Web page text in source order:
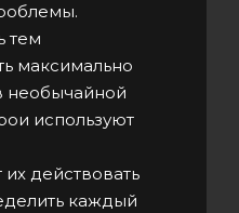
тем
максимально
необычайной
используют
действовать
каждый